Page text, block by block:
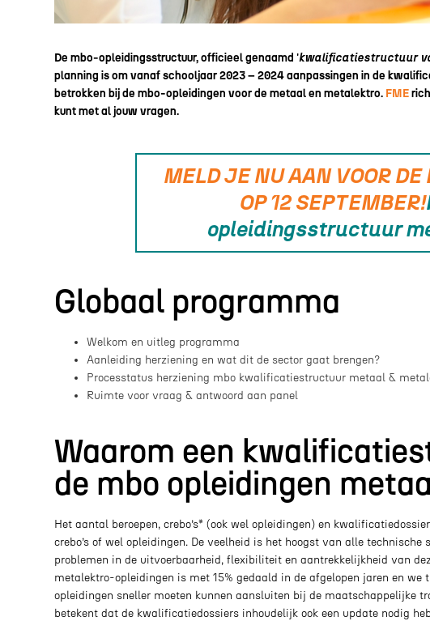
De mbo-opleidingsstructuur, officieel genaamd 'kwalificatiestructuur
planning is om vanaf schooljaar 2023 – 2024 aanpassingen in de
betrokken bij de mbo-opleidingen voor de metaal en metalektro. FME
kunt met al jouw vragen.
MELD JE NU AAN VOOR
OP 12 SEPTEMBER!
opleidingsstructuur
Globaal programma
Welkom en uitleg programma
Aanleiding herziening en wat dit de sector gaat brengen?
Processtatus herziening mbo kwalificatiestructuur metaal &
Ruimte voor vraag & antwoord aan panel
Waarom een
de mbo opleidingen
Het aantal beroepen, crebo’s* (ook wel opleidingen) en
crebo’s of wel opleidingen. De veelheid is het hoogst van alle
problemen in de uitvoerbaarheid, flexibiliteit en aantrekkelijkheid van
metalektro-opleidingen is met 15% gedaald in de afgelopen jaren en we
opleidingen sneller moeten kunnen aansluiten bij de maatschappelijke
betekent dat de kwalificatiedossiers inhoudelijk ook een update nodig